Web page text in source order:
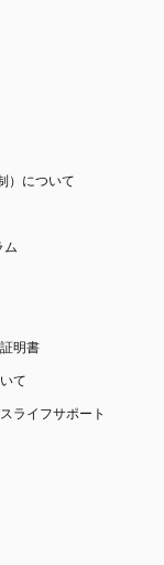
）について
ム
明書
て
ライフサポート